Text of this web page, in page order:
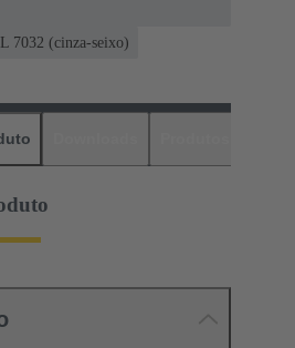
7032 (cinza-seixo)